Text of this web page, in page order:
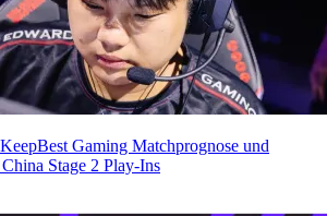
Gaming Matchprognose und
Stage 2 Play-Ins